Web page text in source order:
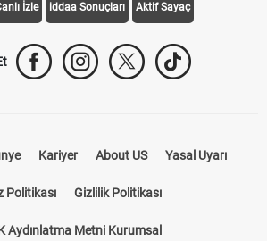
İzle iddaa Sonuçları Aktif Sayaç
Kariyer About US Yasal Uyarı
Politikası Gizlilik Politikası
Aydınlatma Metni Kurumsal